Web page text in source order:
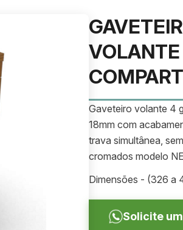
Gaveteiro volante 4
18mm com
trava simultânea,
cromados modelo
Dimensões - (326 a
Solicite